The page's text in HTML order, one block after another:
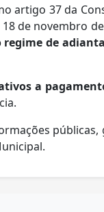
37 da
de novembro
regime de
a